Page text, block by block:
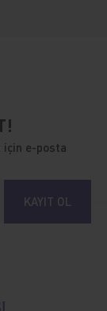
için e-posta
KAYIT OL